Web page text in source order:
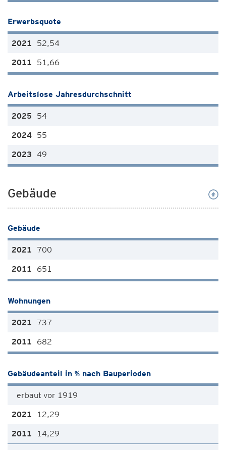
Erwerbsquote
52,54
51,66
Arbeitslose Jahresdurchschnitt
54
55
49
Gebäude
Gebäude
700
651
Wohnungen
737
682
Gebäudeanteil in % nach Bauperioden
erbaut vor 1919
12,29
14,29